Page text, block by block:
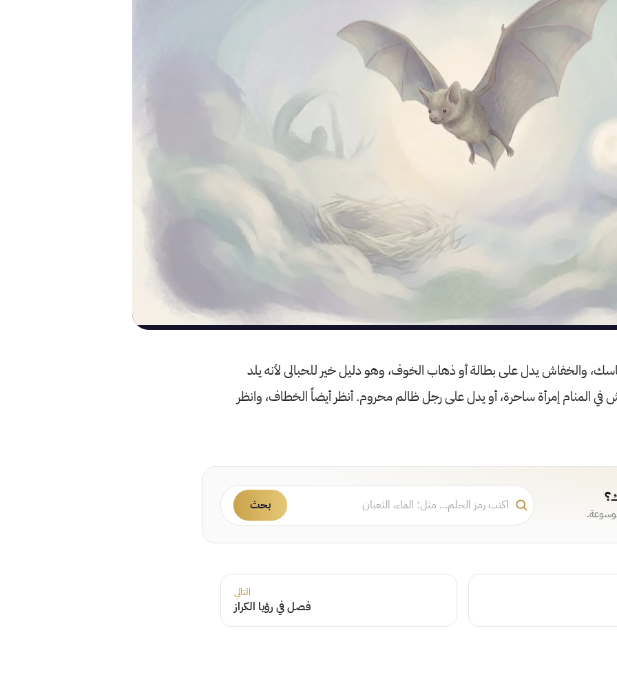
والخفاش يدل على بطالة أو ذهاب الخوف، وهو دليل خير للحبالى لأنه يلد
في المنام إمرأة ساحرة، أو يدل على رجل ظالم محروم. أنظر أيضاً الخطاف، وانظر
بحث
التالي
فصل في رؤيا الكراز